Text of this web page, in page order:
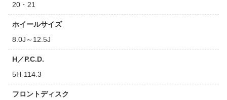
20・21
ホイールサイズ
8.0J～12.5J
H／P.C.D.
5H-114.3
フロントディスク